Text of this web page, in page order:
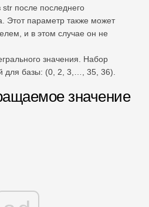
после последнего
Этот параметр также может
и в этом случае он не
значения. Набор
для базы: (0, 2, 3,…, 35, 36).
значение